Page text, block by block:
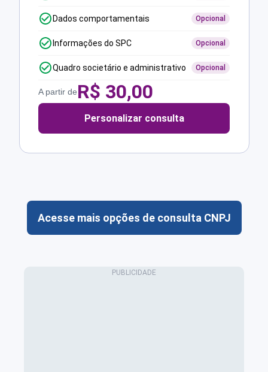
Dados comportamentais Opcional
Informações do SPC Opcional
Quadro societário e administrativo Opcional
A partir deR$ 30,00
Personalizar consulta
Acesse mais opções de consulta CNPJ